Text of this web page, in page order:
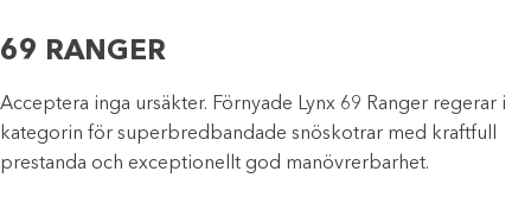
69 RANGER
Acceptera inga ursäkter. Förnyade Lynx 69 Ranger regerar i
kategorin för superbredbandade snöskotrar med kraftfull
prestanda och exceptionellt god manövrerbarhet.